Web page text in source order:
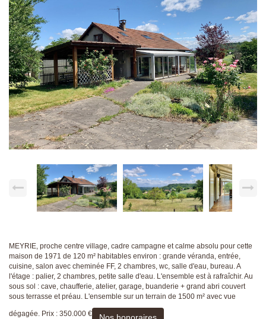
MEYRIE, proche centre village, cadre campagne et calme absolu pour cette
maison de 1971 de 120 m² habitables environ : grande véranda, entrée,
cuisine, salon avec cheminée FF, 2 chambres, wc, salle d'eau, bureau. A
l'étage : palier, 2 chambres, petite salle d'eau. L'ensemble est à rafraîchir. Au
sous sol : cave, chaufferie, atelier, garage, buanderie + grand abri couvert
sous terrasse et préau. L'ensemble sur un terrain de 1500 m² avec vue
dégagée. Prix : 350.000 €